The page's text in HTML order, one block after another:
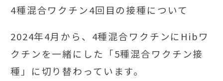
4種混合ワクチン4回目の接種について
2024年4月から、4種混合ワクチンにHibワ
クチンを一緒にした「5種混合ワクチン接
種」に切り替わっています。